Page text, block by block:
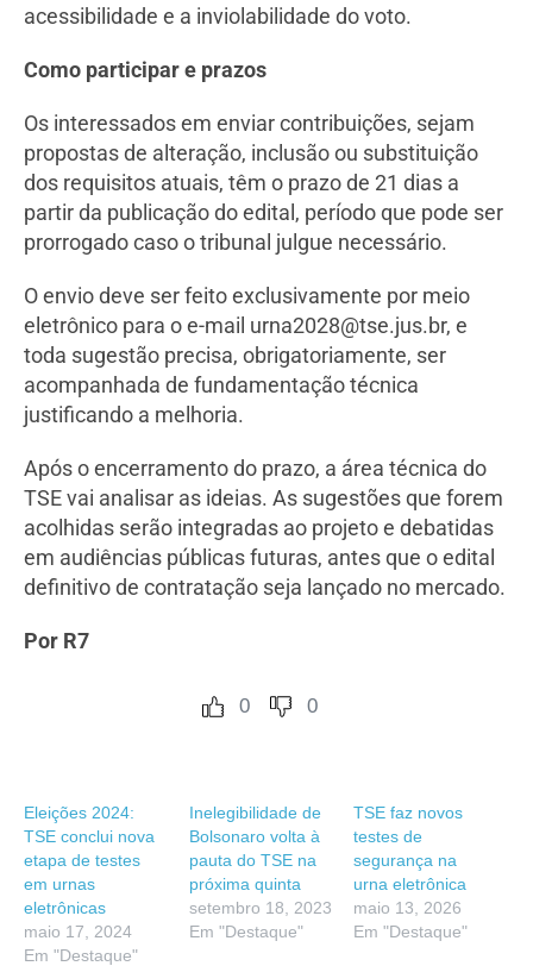
acessibilidade e a inviolabilidade do voto.
Como participar e prazos
Os interessados em enviar contribuições, sejam
propostas de alteração, inclusão ou substituição
dos requisitos atuais, têm o prazo de 21 dias a
partir da publicação do edital, período que pode ser
prorrogado caso o tribunal julgue necessário.
O envio deve ser feito exclusivamente por meio
eletrônico para o e-mail urna2028@tse.jus.br, e
toda sugestão precisa, obrigatoriamente, ser
acompanhada de fundamentação técnica
justificando a melhoria.
Após o encerramento do prazo, a área técnica do
TSE vai analisar as ideias. As sugestões que forem
acolhidas serão integradas ao projeto e debatidas
em audiências públicas futuras, antes que o edital
definitivo de contratação seja lançado no mercado.
Por R7
0 0
Eleições 2024:
TSE conclui nova
etapa de testes
em urnas
eletrônicas
maio 17, 2024
Em "Destaque"
Inelegibilidade de
Bolsonaro volta à
pauta do TSE na
próxima quinta
setembro 18, 2023
Em "Destaque"
TSE faz novos
testes de
segurança na
urna eletrônica
maio 13, 2026
Em "Destaque"